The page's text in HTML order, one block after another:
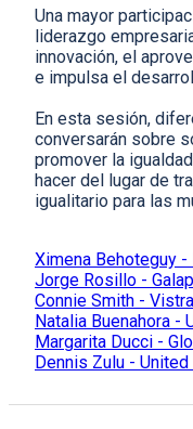
Una mayor
liderazgo
innovación, el
e impulsa el
En esta sesión,
conversarán sobre
promover la
hacer del lugar de
igualitario para las
Ximena Behoteguy -
Jorge Rosillo -
Connie Smith -
Natalia Buenahora -
Margarita Ducci -
Dennis Zulu -